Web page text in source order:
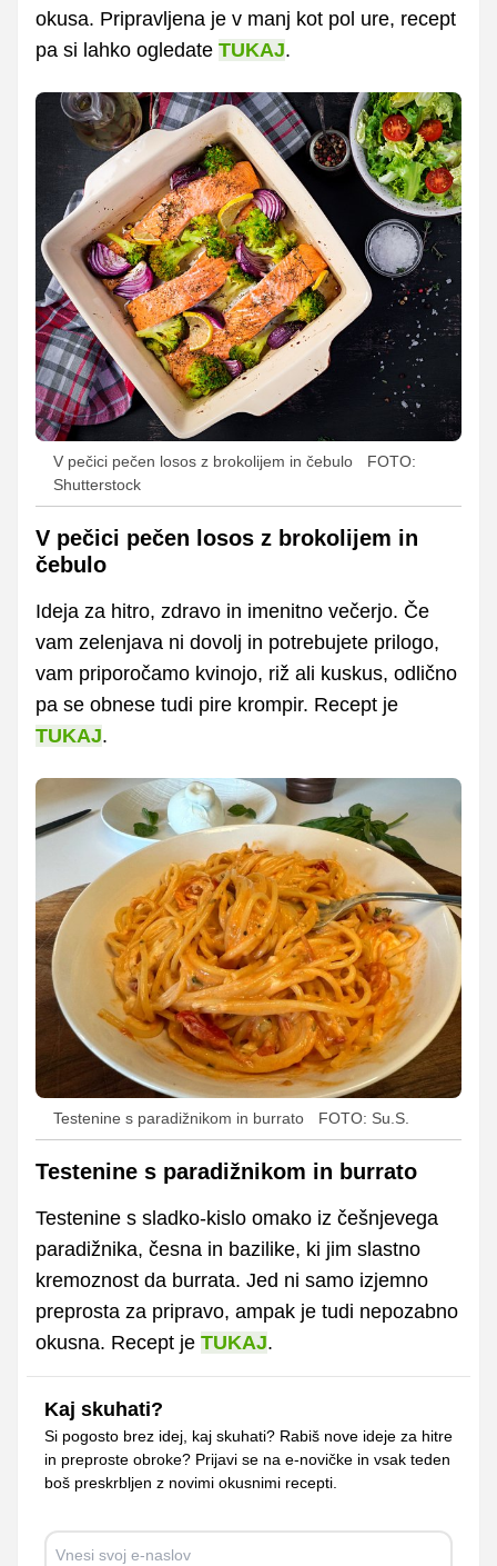
okusa. Pripravljena je v manj kot pol ure, recept
pa si lahko ogledate TUKAJ.
V pečici pečen losos z brokolijem in čebulo
FOTO:
Shutterstock
V pečici pečen losos z brokolijem in
čebulo
Ideja za hitro, zdravo in imenitno večerjo. Če
vam zelenjava ni dovolj in potrebujete prilogo,
vam priporočamo kvinojo, riž ali kuskus, odlično
pa se obnese tudi pire krompir. Recept je
TUKAJ.
Testenine s paradižnikom in burrato FOTO: Su.S.
Testenine s paradižnikom in burrato
Testenine s sladko-kislo omako iz češnjevega
paradižnika, česna in bazilike, ki jim slastno
kremoznost da burrata. Jed ni samo izjemno
preprosta za pripravo, ampak je tudi nepozabno
okusna. Recept je TUKAJ.
Kaj skuhati?
Si pogosto brez idej, kaj skuhati? Rabiš nove ideje za hitre
in preproste obroke? Prijavi se na e-novičke in vsak teden
boš preskrbljen z novimi okusnimi recepti.